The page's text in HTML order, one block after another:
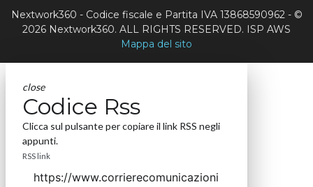
Nextwork360 - Codice fiscale e Partita IVA 13868590962 - ©
2026 Nextwork360. ALL RIGHTS RESERVED. ISP AWS
Mappa del sito
close
Codice Rss
Clicca sul pulsante per copiare il link RSS negli
appunti.
RSS link